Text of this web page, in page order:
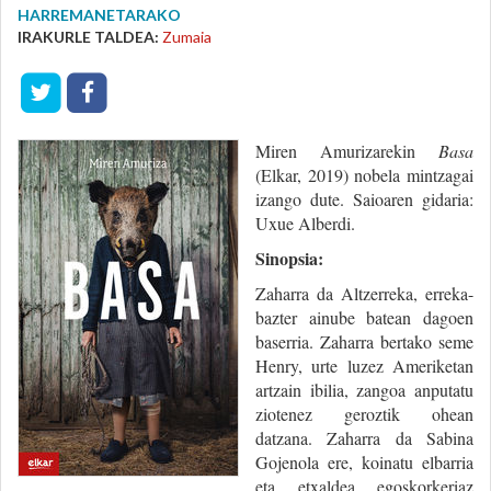
HARREMANETARAKO
IRAKURLE TALDEA: Zumaia
Miren Amurizarekin Basa
(Elkar, 2019) nobela mintzagai
izango dute. Saioaren gidaria:
Uxue Alberdi.
Sinopsia:
Zaharra da Altzerreka, erreka-
bazter ainube batean dagoen
baserria. Zaharra bertako seme
Henry, urte luzez Ameriketan
artzain ibilia, zangoa anputatu
ziotenez geroztik ohean
datzana. Zaharra da Sabina
Gojenola ere, koinatu elbarria
eta etxaldea egoskorkeriaz